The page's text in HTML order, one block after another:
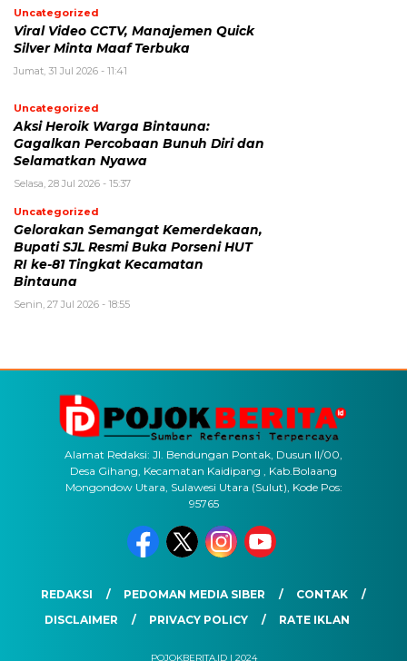
Uncategorized
Viral Video CCTV, Manajemen Quick
Silver Minta Maaf Terbuka
Jumat, 31 Jul 2026 - 11:41
Uncategorized
Aksi Heroik Warga Bintauna:
Gagalkan Percobaan Bunuh Diri dan
Selamatkan Nyawa
Selasa, 28 Jul 2026 - 15:37
Uncategorized
Gelorakan Semangat Kemerdekaan,
Bupati SJL Resmi Buka Porseni HUT
RI ke-81 Tingkat Kecamatan
Bintauna
Senin, 27 Jul 2026 - 18:55
Alamat Redaksi: Jl. Bendungan Pontak, Dusun II/00,
Desa Gihang, Kecamatan Kaidipang , Kab.Bolaang
Mongondow Utara, Sulawesi Utara (Sulut), Kode Pos:
95765
REDAKSI PEDOMAN MEDIA SIBER
CONTAK
DISCLAIMER
PRIVACY POLICY RATE IKLAN
POJOKBERITA.ID | 2024